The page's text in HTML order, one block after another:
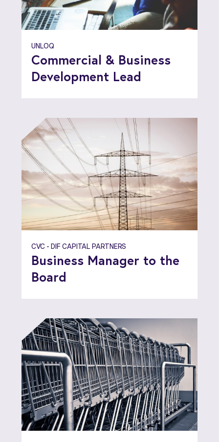
UNLOQ
Commercial & Business
Development Lead
CVC - DIF CAPITAL PARTNERS
Business Manager to the
Board